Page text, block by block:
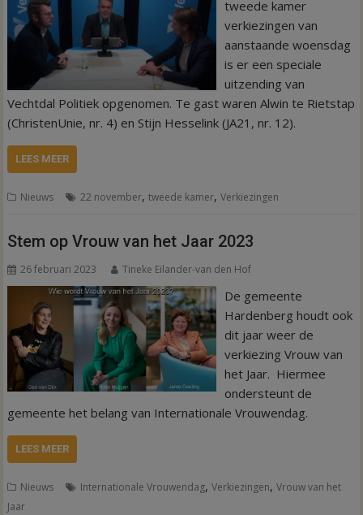
tweede kamer
verkiezingen van
aanstaande woensdag
is er een speciale
uitzending van
Vechtdal Politiek opgenomen. Te gast waren Alwin te Rietstap
(ChristenUnie, nr. 4) en Stijn Hesselink (JA21, nr. 12).
LEES MEER
Nieuws 22 november,tweede kamer,Verkiezingen
Stem op Vrouw van het Jaar 2023
26 februari 2023 Tineke Eilander-van den Hof
De gemeente
Hardenberg houdt ook
dit jaar weer de
verkiezing Vrouw van
het Jaar. Hiermee
ondersteunt de
gemeente het belang van Internationale Vrouwendag.
LEES MEER
Nieuws Internationale Vrouwendag,Verkiezingen,Vrouw van het
Jaar